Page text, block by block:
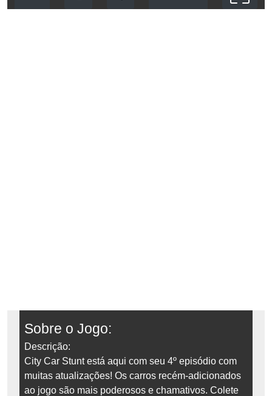
Sobre o Jogo:
Descrição:
City Car Stunt está aqui com seu 4º episódio com
muitas atualizações! Os carros recém-adicionados
ao jogo são mais poderosos e chamativos. Colete